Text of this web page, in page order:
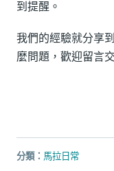
到提醒。
我們的經驗就分享
麼問題，歡迎留言
分類： 馬拉日常